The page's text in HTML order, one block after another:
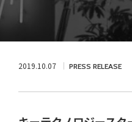
2019.10.07 PRESS RELEASE